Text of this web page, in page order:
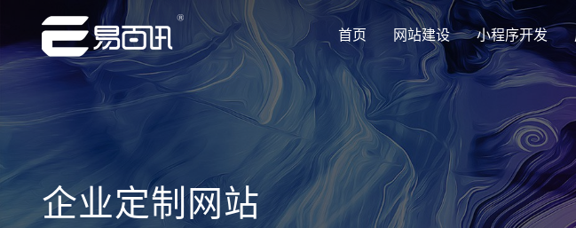
首页 网站建设
专注网站建设行业优质供应商
创意
企业品
小程序开发
专注网站建设行业优质供应商 集团
集团大
专注网站建设行业优质供应商
解决
定制化
专注网站建设行业优质供应商 最新
Latest
专注网站建设行业优质供应商 公司
致力于
企业定制网站